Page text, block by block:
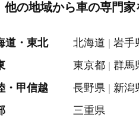
他の地域から車の専門家
道・東北 北海道 岩手
東京都
群馬
・甲信越
長野県 新潟
三重県